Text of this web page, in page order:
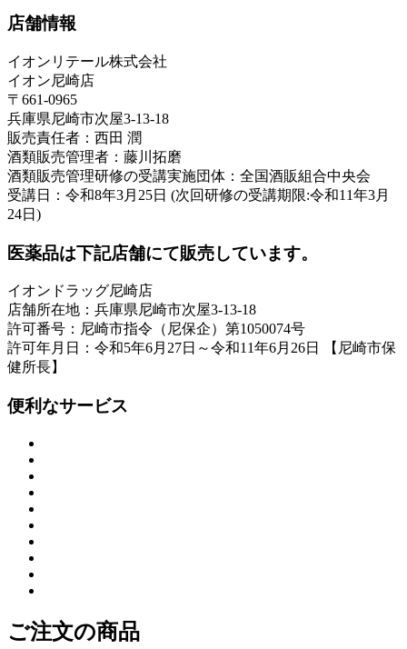
店舗情報
イオンリテール株式会社
イオン尼崎店
〒661-0965
兵庫県尼崎市次屋3-13-18
販売責任者：西田 潤
酒類販売管理者：藤川拓磨
酒類販売管理研修の受講実施団体：全国酒販組合中央会
受講日：令和8年3月25日 (次回研修の受講期限:令和11年3月
24日)
医薬品は下記店舗にて販売しています。
イオンドラッグ尼崎店
店舗所在地：兵庫県尼崎市次屋3-13-18
許可番号：尼崎市指令（尼保企）第1050074号
許可年月日：令和5年6月27日～令和11年6月26日 【尼崎市保
健所長】
便利なサービス
ご注文の商品